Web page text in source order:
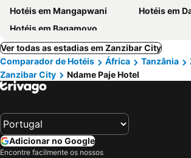
Hotéis em Mangapwani
Hotéis em
Hotéis em Bagamoyo
Ver todas as estadias em Zanzibar City
Comparador de Hotéis
África Tanzânia
Zanzibar City
Ndame Paje Hotel
Adicionar no Google
Encontre facilmente os nossos